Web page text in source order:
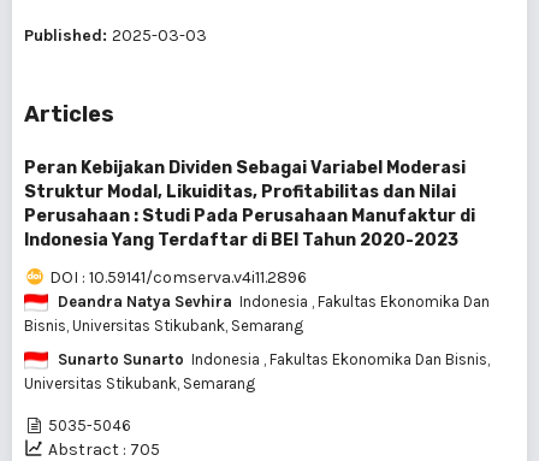
Published: 2025-03-03
Articles
Peran Kebijakan Dividen Sebagai Variabel Moderasi
Struktur Modal, Likuiditas, Profitabilitas dan Nilai
Perusahaan : Studi Pada Perusahaan Manufaktur di
Indonesia Yang Terdaftar di BEI Tahun 2020-2023
DOI : 10.59141/comserva.v4i11.2896
Deandra Natya Sevhira Indonesia , Fakultas Ekonomika Dan
Bisnis, Universitas Stikubank, Semarang
Sunarto Sunarto Indonesia , Fakultas Ekonomika Dan Bisnis,
Universitas Stikubank, Semarang
5035-5046
Abstract : 705